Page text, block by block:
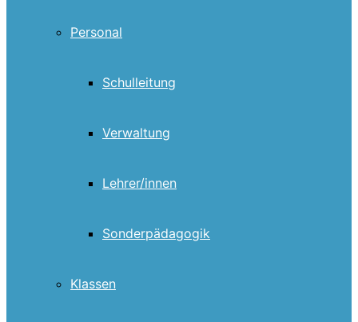
Personal
Schulleitung
Verwaltung
Lehrer/innen
Sonderpädagogik
Klassen